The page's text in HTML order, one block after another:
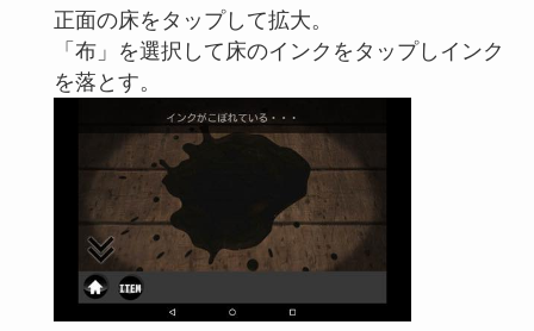
正面の床をタップして拡大。
「布」を選択して床のインクをタップしインク
を落とす。